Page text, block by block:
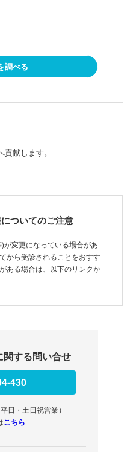
調べる
献します。
ついてのご注意
が変更になっている場合があ
から受診されることをおすす
ある場合は、以下のリンクか
する問い合せ
430
日・土日祝営業）
こちら